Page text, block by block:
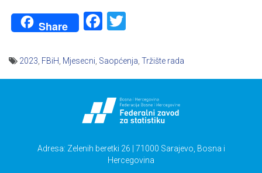
Share Facebook
2023 FBiH Mjesecni Saopćenja Tržište rada
Adresa: Zelenih beretki 26 | 71000 Sarajevo, Bosna i
Hercegovina